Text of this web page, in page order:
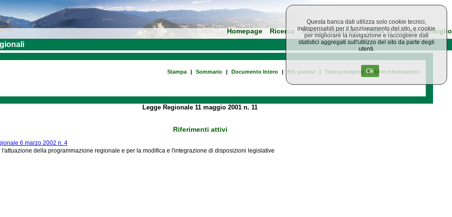
Homepage Ricerca Ricerca avanzata Torna al sito del consiglio
Stampa | Sommario | Documento Intero | Rif. passivi | Testi previgenti | Altre informazioni
Legge Regionale 11 maggio 2001 n. 11
Riferimenti attivi
6 marzo 2002 n. 4
l'attuazione della programmazione regionale e per la modifica e l'integrazione di disposizioni legislative
Questa banca dati utilizza solo cookie tecnici,
indispensabili per il funzionamento del sito, e cookie
per migliorare la navigazione e raccogliere dati
statistici aggregati sull'utilizzo del sito da parte degli
utenti.
Ok